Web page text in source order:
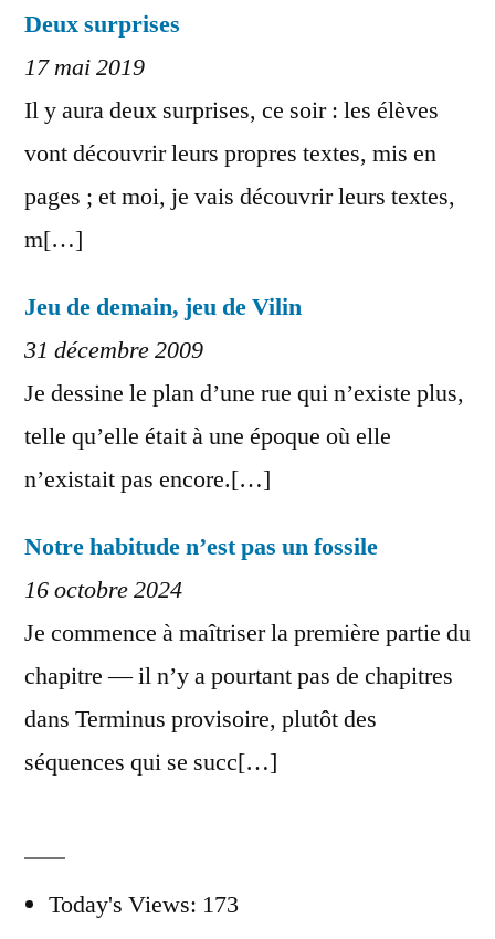
Deux surprises
17 mai 2019
Il y aura deux surprises, ce soir : les élèves
vont découvrir leurs propres textes, mis en
pages ; et moi, je vais découvrir leurs textes,
m[…]
Jeu de demain, jeu de Vilin
31 décembre 2009
Je dessine le plan d’une rue qui n’existe plus,
telle qu’elle était à une époque où elle
n’existait pas encore.[…]
Notre habitude n’est pas un fossile
16 octobre 2024
Je commence à maîtriser la première partie du
chapitre — il n’y a pourtant pas de chapitres
dans Terminus provisoire, plutôt des
séquences qui se succ[…]
Today's Views: 173